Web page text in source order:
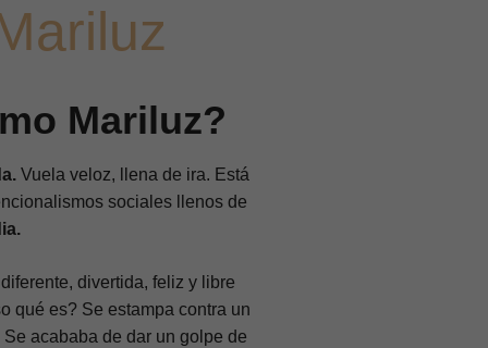
Mariluz?
Vuela veloz, llena de ira. Está
sociales llenos de
divertida, feliz y libre
qué es? Se estampa contra un
acababa de dar un golpe de